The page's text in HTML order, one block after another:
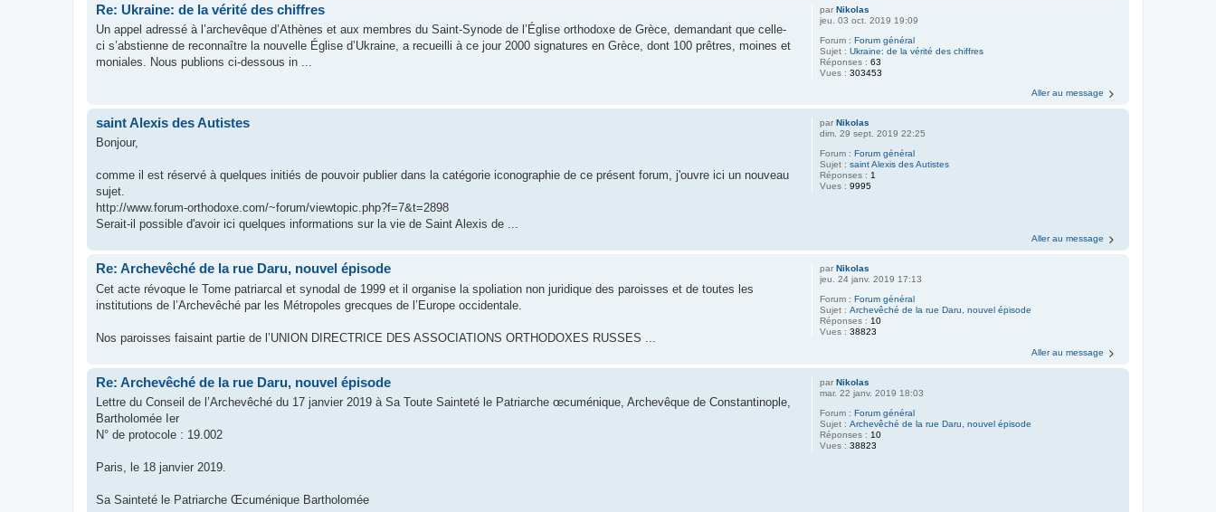
parNikolas
jeu. 03 oct. 2019 19:09
Forum :Forum général
Sujet :Ukraine: de la vérité des chiffres
Réponses :63
Vues :303453
Re: Ukraine: de la vérité des chiffres
Un appel adressé à l’archevêque d’Athènes et aux membres du Saint-Synode de l’Église orthodoxe de Grèce, demandant que celle-
ci s’abstienne de reconnaître la nouvelle Église d’Ukraine, a recueilli à ce jour 2000 signatures en Grèce, dont 100 prêtres, moines et
moniales. Nous publions ci-dessous in ...
Aller au message
parNikolas
dim. 29 sept. 2019 22:25
Forum :Forum général
Sujet :saint Alexis des Autistes
Réponses : 1
Vues :9995
saint Alexis des Autistes
Bonjour,
comme il est réservé à quelques initiés de pouvoir publier dans la catégorie iconographie de ce présent forum, j'ouvre ici un nouveau
sujet.
http://www.forum-orthodoxe.com/~forum/viewtopic.php?f=7&t=2898
Serait-il possible d'avoir ici quelques informations sur la vie de Saint Alexis de ...
Aller au message
parNikolas
jeu. 24 janv. 2019 17:13
Forum :Forum général
Sujet :Archevêché de la rue Daru, nouvel épisode
Réponses : 10
Vues :38823
Re: Archevêché de la rue Daru, nouvel épisode
Cet acte révoque le Tome patriarcal et synodal de 1999 et il organise la spoliation non juridique des paroisses et de toutes les
institutions de l’Archevêché par les Métropoles grecques de l’Europe occidentale.
Nos paroisses faisaint partie de l’UNION DIRECTRICE DES ASSOCIATIONS ORTHODOXES RUSSES ...
Aller au message
parNikolas
mar. 22 janv. 2019 18:03
Forum :Forum général
Sujet :Archevêché de la rue Daru, nouvel épisode
Réponses : 10
Vues :38823
Re: Archevêché de la rue Daru, nouvel épisode
Lettre du Conseil de l’Archevêché du 17 janvier 2019 à Sa Toute Sainteté le Patriarche œcuménique, Archevêque de Constantinople,
Bartholomée Ier
N° de protocole : 19.002
Paris, le 18 janvier 2019.
Sa Sainteté le Patriarche Œcuménique Bartholomée